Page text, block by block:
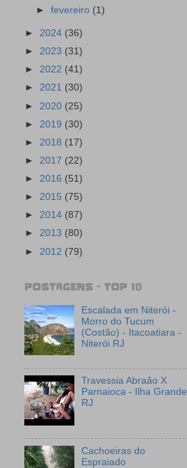
►fevereiro (1)
► 2024 (36)
► 2023 (31)
► 2022 (41)
► 2021 (30)
► 2020 (25)
► 2019 (30)
► 2018 (17)
► 2017 (22)
► 2016 (51)
► 2015 (75)
► 2014 (87)
► 2013 (80)
► 2012 (79)
POSTAGENS - TOP 10
Escalada em Niterói -
Morro do Tucum
(Costão) - Itacoatiara -
Niterói RJ
Travessia Abraão X
Parnaioca - Ilha Grande
RJ
Cachoeiras do
Espraiado